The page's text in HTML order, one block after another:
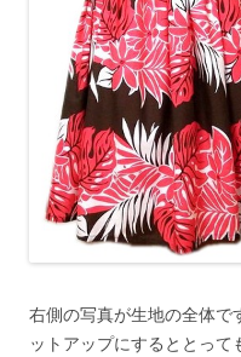
右側の写真が生地の全体で
ットアップにするととっ